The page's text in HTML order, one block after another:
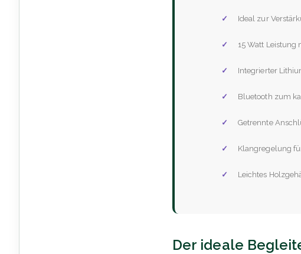
Ideal zur
15 Watt
Integrierter
Bluetooth zum
Getrennte
Klangregelung
Leichtes
Der ideale